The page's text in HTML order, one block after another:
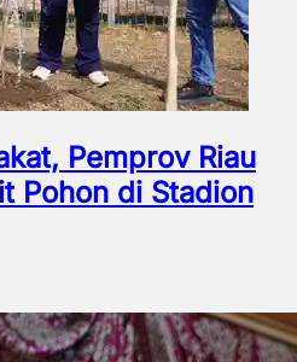
Pemprov Riau
Pohon di Stadion